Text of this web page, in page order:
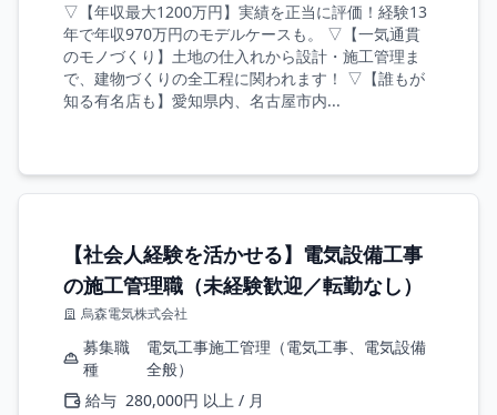
▽【年収最大1200万円】実績を正当に評価！経験13
年で年収970万円のモデルケースも。 ▽【一気通貫
のモノづくり】土地の仕入れから設計・施工管理ま
で、建物づくりの全工程に関われます！ ▽【誰もが
知る有名店も】愛知県内、名古屋市内...
【社会人経験を活かせる】電気設備工事
の施工管理職（未経験歓迎／転勤なし）
烏森電気株式会社
募集職
種
電気工事施工管理（電気工事、電気設備
全般）
給与 280,000円 以上 / 月